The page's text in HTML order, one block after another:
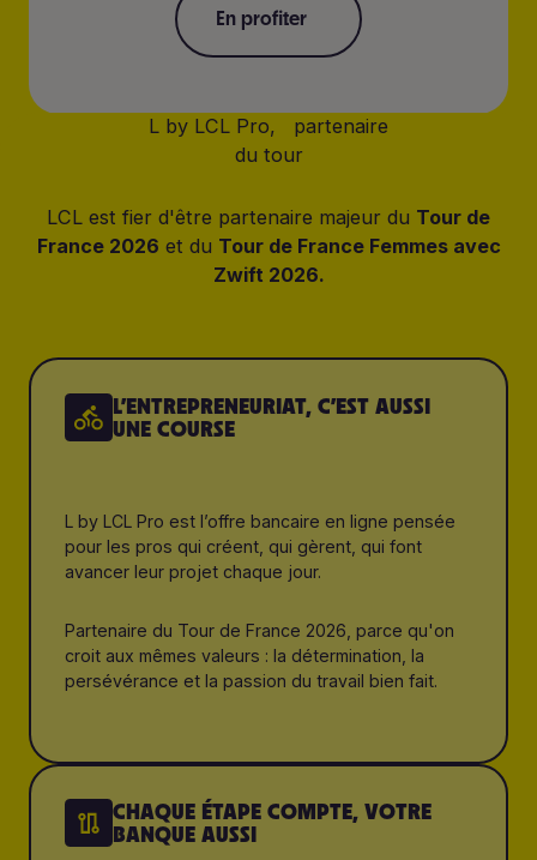
En profiter
L by LCL Pro, partenaire
du tour
LCL est fier d'être partenaire majeur du Tour de
France 2026 et du Tour de France Femmes avec
Zwift 2026.
L’ENTREPRENEURIAT, C’EST AUSSI
UNE COURSE
L by LCL Pro est l’offre bancaire en ligne pensée
pour les pros qui créent, qui gèrent, qui font
avancer leur projet chaque jour.
Partenaire du Tour de France 2026, parce qu'on
croit aux mêmes valeurs : la détermination, la
persévérance et la passion du travail bien fait.
CHAQUE ÉTAPE COMPTE, VOTRE
BANQUE AUSSI